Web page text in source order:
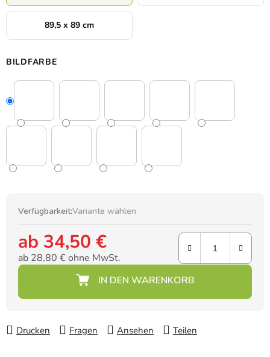
89,5 x 89 cm
BILDFARBE
Verfügbarkeit:Variante wählen
ab 34,50 €
ab 28,80 €ohne MwSt.
Verkaufspreis:
Drucken Fragen Ansehen Teilen